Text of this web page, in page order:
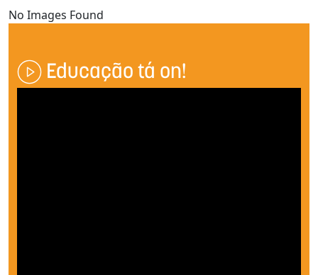
No Images Found
Educação tá on!